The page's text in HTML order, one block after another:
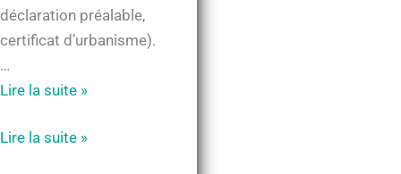
déclaration préalable,
certificat d’urbanisme).
…
Vos
d’urbanisme
Lire la suite »
Vos
Lire la suite »